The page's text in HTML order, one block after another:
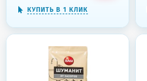
КУПИТЬ В 1 КЛИК